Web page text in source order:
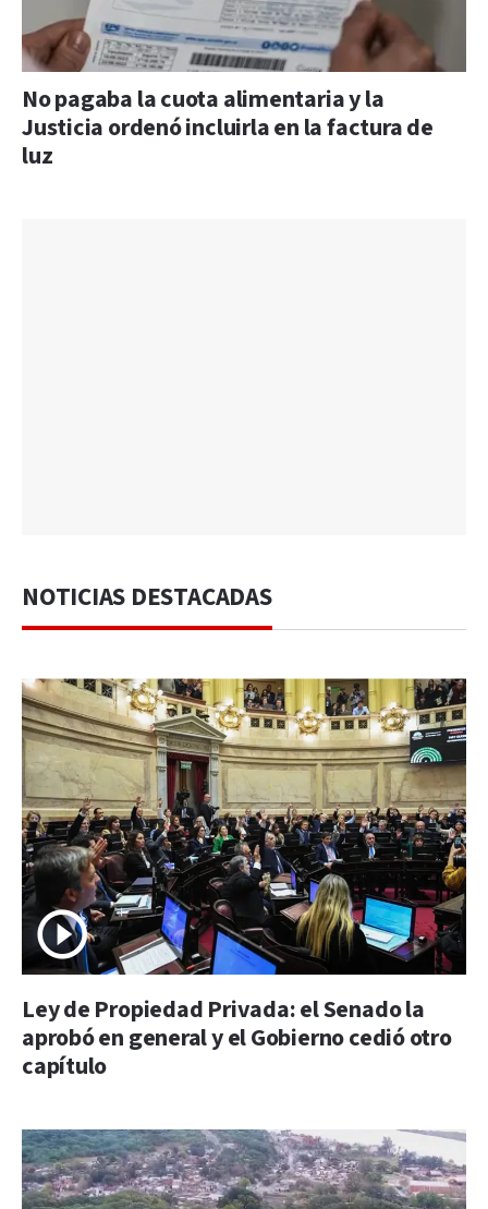
No pagaba la cuota alimentaria y la
Justicia ordenó incluirla en la factura de
luz
NOTICIAS DESTACADAS
Ley de Propiedad Privada: el Senado la
aprobó en general y el Gobierno cedió otro
capítulo